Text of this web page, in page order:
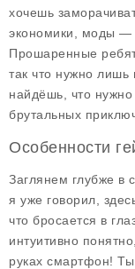
хочешь
экономики, моды —
Прошаренные
так что нужно лишь
найдёшь, что
брутальных
Особенности
Заглянем глубже в
я уже говорил,
что бросается в
интуитивно
руках смартфон!